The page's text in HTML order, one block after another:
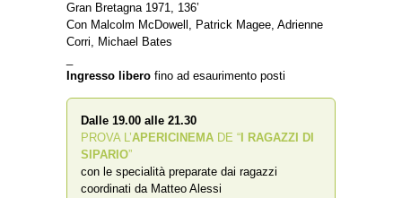
Gran Bretagna 1971, 136’
Con Malcolm McDowell, Patrick Magee, Adrienne
Corri, Michael Bates
Ingresso libero fino ad esaurimento posti
Dalle 19.00 alle 21.30
PROVA L’APERICINEMA DE “ I RAGAZZI DI
SIPARIO”
con le specialità preparate dai ragazzi
coordinati da Matteo Alessi